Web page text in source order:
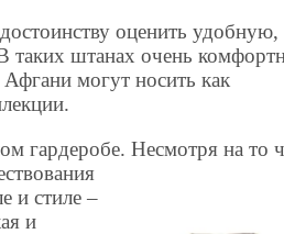
оценить удобную,
таких штанах очень
могут носить как
гардеробе. Несмотря на то
и стиле –
и